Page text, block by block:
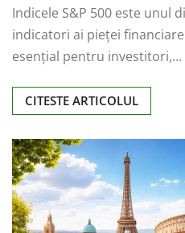
Indicele S&P 500 este unul
indicatori ai pieței
esențial pentru investitori,…
CITESTE ARTICOLUL